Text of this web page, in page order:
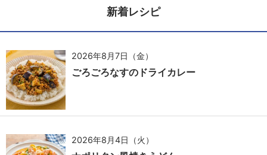
新着レシピ
2026年8月7日（金）
ごろごろなすのドライカレー
2026年8月4日（火）